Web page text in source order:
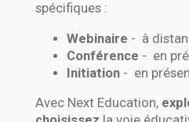
spécifiques :
Webinaire - à
Conférence - en
Initiation- en
Avec Next Education,